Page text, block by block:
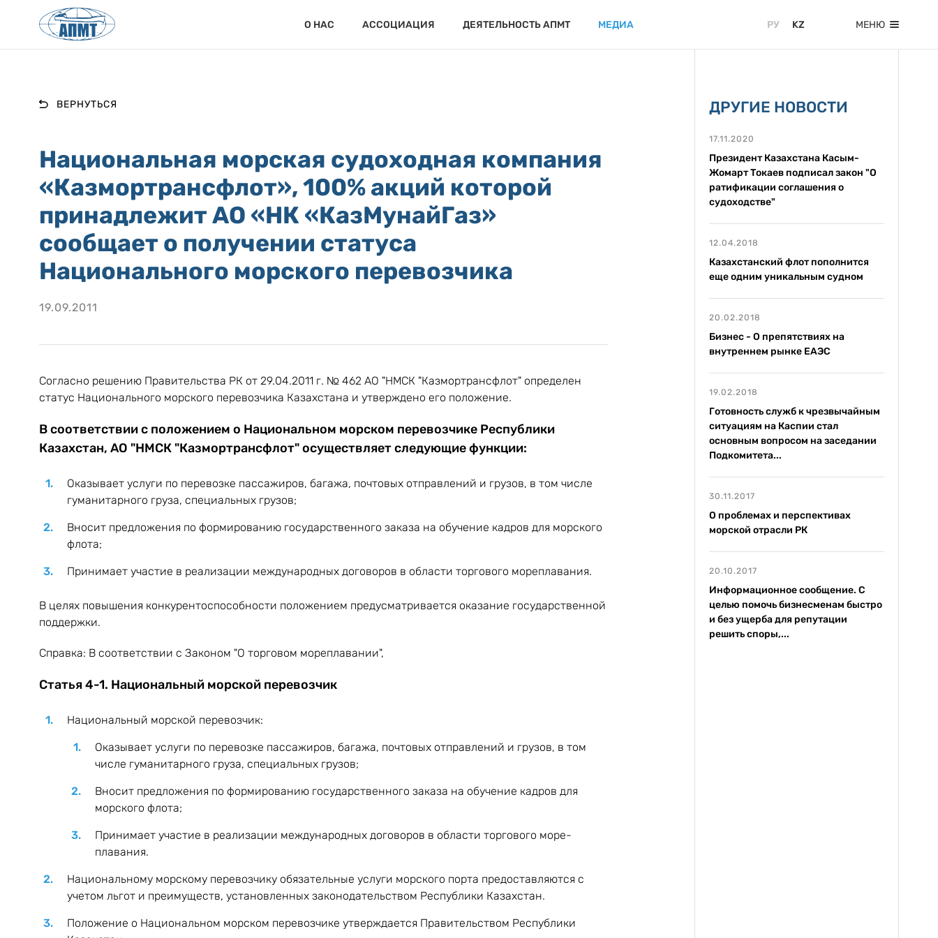
О НАС АССОЦИАЦИЯ ДЕЯТЕЛЬНОСТЬ АПМТ МЕДИА РУ KZ МЕНЮ
ВЕРНУТЬСЯ
Национальная морская судоходная компания
«Казмортрансфлот», 100% акций которой
принадлежит АО «НК «КазМунайГаз»
сообщает о получении статуса
Национального морского перевозчика
19.09.2011
Согласно решению Правительства РК от 29.04.2011 г. № 462 АО "НМСК "Казмортрансфлот" определен
статус Национального морского перевозчика Казахстана и утверждено его положение.
В соответствии с положением о Национальном морском перевозчике Республики
Казахстан, АО "НМСК "Казмортрансфлот"осуществляет следующие функции:
Оказывает услуги по перевозке пассажиров, багажа, почтовых отправлений и грузов, в том числе
гуманитарного груза, специальных грузов;
Вносит предложения по формированию государственного заказа на обучение кадров для морского
флота;
Принимает участие в реализации международных договоров в области торгового мореплавания.
В целях повышения конкурентоспособности положением предусматривается оказание государственной
поддержки.
Справка: В соответствии с Законом "О торговом мореплавании",
Статья 4-1. Национальный морской перевозчик
Национальный морской перевозчик:
Оказывает услуги по перевозке пассажиров, багажа, почтовых отправлений и грузов, в том
числе гуманитарного груза, специальных грузов;
Вносит предложения по формированию государственного заказа на обучение кадров для
морского флота;
Принимает участие в реализации международных договоров в области торгового море-
плавания.
Национальному морскому перевозчику обязательные услуги морского порта предоставляются с
учетом льгот и преимуществ, установленных законодательством Республики Казахстан.
Положение о Национальном морском перевозчике утверждается Правительством Республики
ДРУГИЕ НОВОСТИ
17.11.2020
Президент Казахстана Касым-
Жомарт Токаев подписал закон "О
ратификации соглашения о
судоходстве"
12.04.2018
Казахстанский флот пополнится
еще одним уникальным судном
20.02.2018
Бизнес - О препятствиях на
внутреннем рынке ЕАЭС
19.02.2018
Готовность служб к чрезвычайным
ситуациям на Каспии стал
основным вопросом на заседании
Подкомитета...
30.11.2017
О проблемах и перспективах
морской отрасли РК
20.10.2017
Информационное сообщение. С
целью помочь бизнесменам быстро
и без ущерба для репутации
решить споры,...